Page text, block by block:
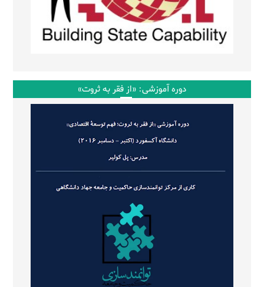
دوره آموزشی: «از فقر به ثروت»